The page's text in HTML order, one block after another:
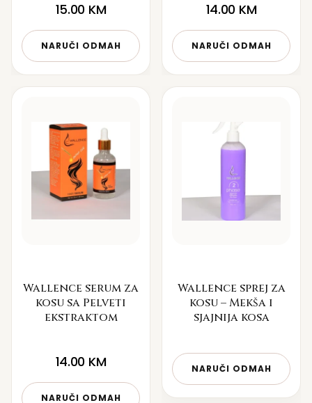
15.00 KM
NARUČI ODMAH
14.00 KM
NARUČI ODMAH
Wallence serum za
kosu sa Pelveti
ekstraktom
14.00 KM
NARUČI ODMAH
Wallence sprej za
kosu – Mekša i
sjajnija kosa
NARUČI ODMAH